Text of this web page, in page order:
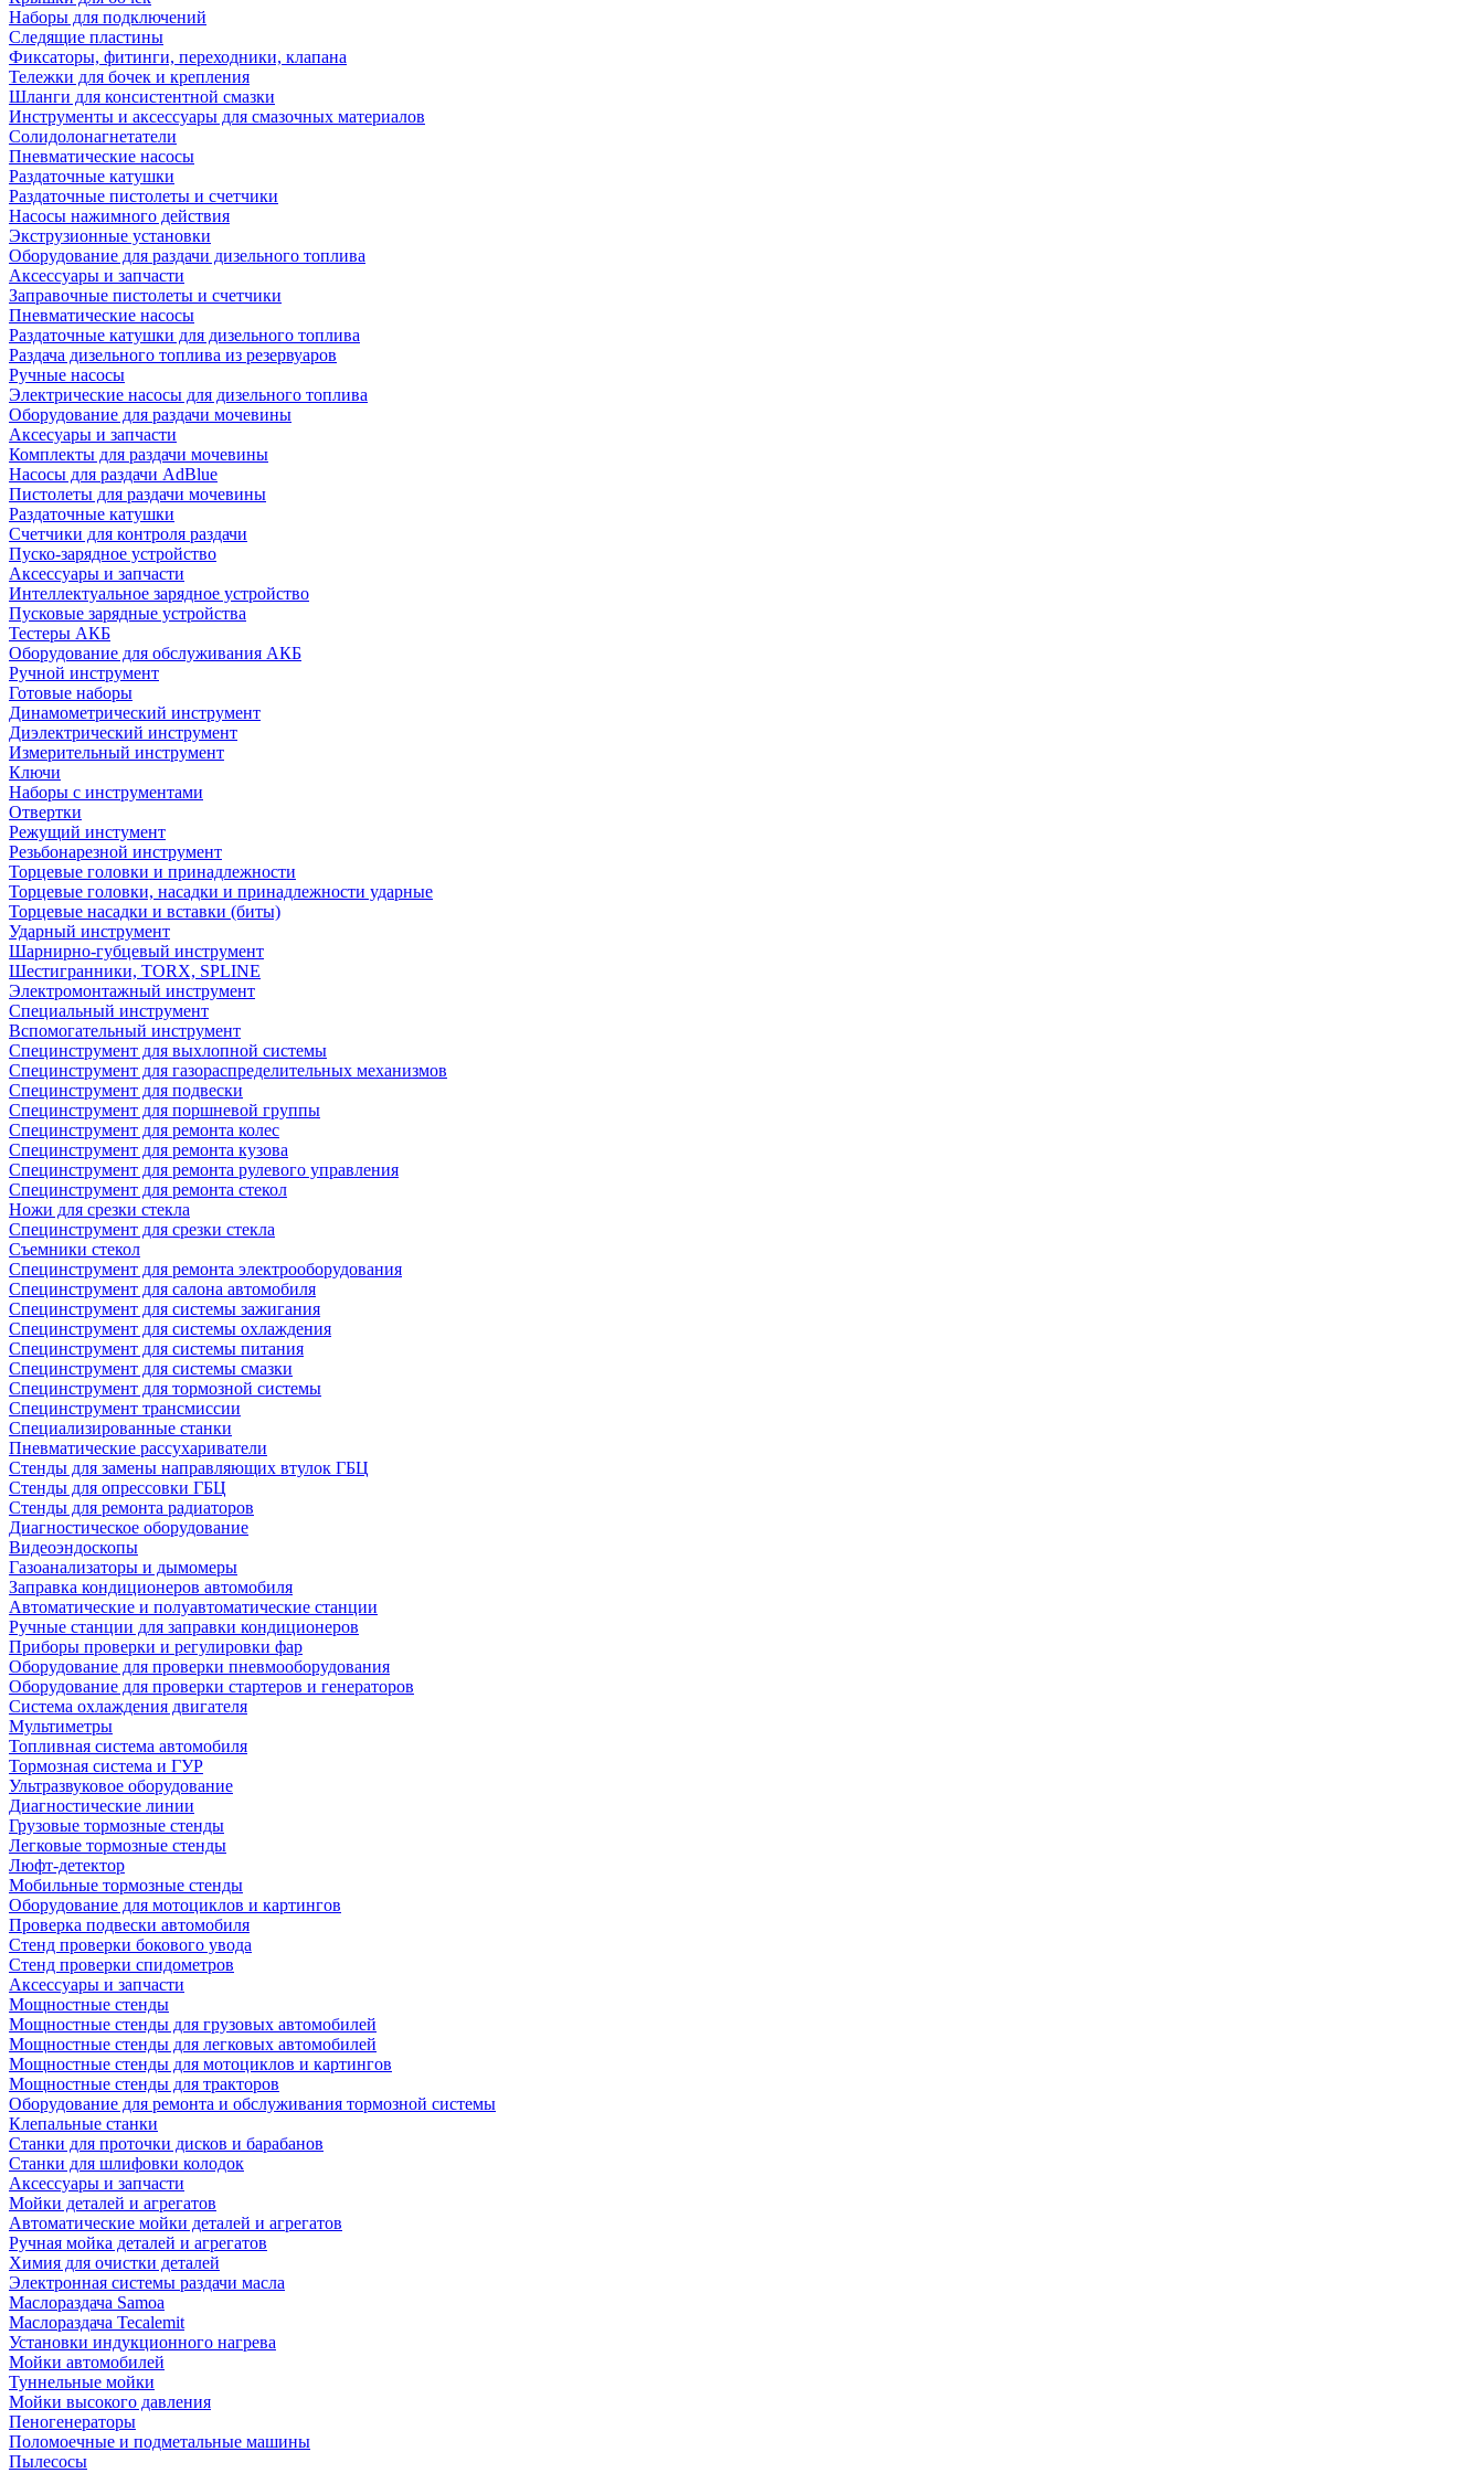
Наборы для подключений
Следящие пластины
Фиксаторы, фитинги, переходники, клапана
Тележки для бочек и крепления
Шланги для консистентной смазки
Инструменты и аксессуары для смазочных материалов
Солидолонагнетатели
Пневматические насосы
Раздаточные катушки
Раздаточные пистолеты и счетчики
Насосы нажимного действия
Экструзионные установки
Оборудование для раздачи дизельного топлива
Аксессуары и запчасти
Заправочные пистолеты и счетчики
Пневматические насосы
Раздаточные катушки для дизельного топлива
Раздача дизельного топлива из резервуаров
Ручные насосы
Электрические насосы для дизельного топлива
Оборудование для раздачи мочевины
Аксесуары и запчасти
Комплекты для раздачи мочевины
Насосы для раздачи AdBlue
Пистолеты для раздачи мочевины
Раздаточные катушки
Счетчики для контроля раздачи
Пуско-зарядное устройство
Аксессуары и запчасти
Интеллектуальное зарядное устройство
Пусковые зарядные устройства
Тестеры АКБ
Оборудование для обслуживания АКБ
Ручной инструмент
Готовые наборы
Динамометрический инструмент
Диэлектрический инструмент
Измерительный инструмент
Ключи
Наборы с инструментами
Отвертки
Режущий инстумент
Резьбонарезной инструмент
Торцевые головки и принадлежности
Торцевые головки, насадки и принадлежности ударные
Торцевые насадки и вставки (биты)
Ударный инструмент
Шарнирно-губцевый инструмент
Шестигранники, TORX, SPLINE
Электромонтажный инструмент
Специальный инструмент
Вспомогательный инструмент
Специнструмент для выхлопной системы
Специнструмент для газораспределительных механизмов
Специнструмент для подвески
Специнструмент для поршневой группы
Специнструмент для ремонта колес
Специнструмент для ремонта кузова
Специнструмент для ремонта рулевого управления
Специнструмент для ремонта стекол
Ножи для срезки стекла
Специнструмент для срезки стекла
Съемники стекол
Специнструмент для ремонта электрооборудования
Специнструмент для салона автомобиля
Специнструмент для системы зажигания
Специнструмент для системы охлаждения
Специнструмент для системы питания
Специнструмент для системы смазки
Специнструмент для тормозной системы
Специнструмент трансмиссии
Специализированные станки
Пневматические рассухариватели
Стенды для замены направляющих втулок ГБЦ
Стенды для опрессовки ГБЦ
Стенды для ремонта радиаторов
Диагностическое оборудование
Видеоэндоскопы
Газоанализаторы и дымомеры
Заправка кондиционеров автомобиля
Автоматические и полуавтоматические станции
Ручные станции для заправки кондиционеров
Приборы проверки и регулировки фар
Оборудование для проверки пневмооборудования
Оборудование для проверки стартеров и генераторов
Система охлаждения двигателя
Мультиметры
Топливная система автомобиля
Тормозная система и ГУР
Ультразвуковое оборудование
Диагностические линии
Грузовые тормозные стенды
Легковые тормозные стенды
Люфт-детектор
Мобильные тормозные стенды
Оборудование для мотоциклов и картингов
Проверка подвески автомобиля
Стенд проверки бокового увода
Стенд проверки спидометров
Аксессуары и запчасти
Мощностные стенды
Мощностные стенды для грузовых автомобилей
Мощностные стенды для легковых автомобилей
Мощностные стенды для мотоциклов и картингов
Мощностные стенды для тракторов
Оборудование для ремонта и обслуживания тормозной системы
Клепальные станки
Станки для проточки дисков и барабанов
Станки для шлифовки колодок
Аксессуары и запчасти
Мойки деталей и агрегатов
Автоматические мойки деталей и агрегатов
Ручная мойка деталей и агрегатов
Химия для очистки деталей
Электронная системы раздачи масла
Маслораздача Samoa
Маслораздача Tecalemit
Установки индукционного нагрева
Мойки автомобилей
Туннельные мойки
Мойки высокого давления
Пеногенераторы
Поломоечные и подметальные машины
Пылесосы